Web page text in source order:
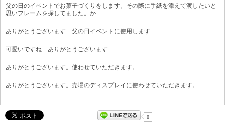
父の日のイベントでお菓子づくりをします。その際に手紙を添えて渡したいと
思いフレームを探してました。か...
ありがとうございます 父の日イベントに使用します
可愛いですね ありがとうございます
ありがとうございます。使わせていただきます。
ありがとうございます。売場のディスプレイに使わせていただきます。
0